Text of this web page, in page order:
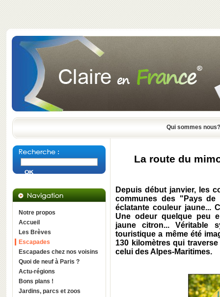
Qui sommes nous?
Notre propos
Accueil
Les Brèves
Escapades
Escapades chez nos voisins
Quoi de neuf à Paris ?
Actu-régions
Bons plans !
Jardins, parcs et zoos
La route du
Depuis début janvier, les
communes des "Pays
éclatante couleur jaune...
Une odeur quelque peu
jaune citron... Véritable
touristique a même été
130 kilomètres qui
celui des Alpes-Maritimes.